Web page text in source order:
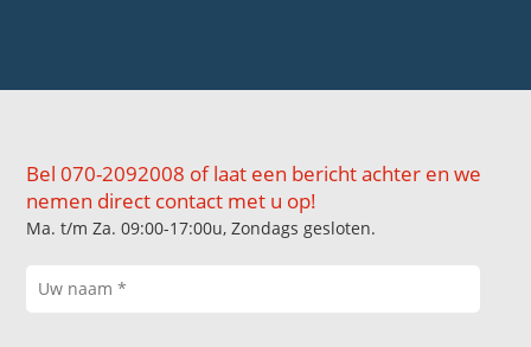
Bel 070-2092008 of laat een bericht achter en we
nemen direct contact met u op!
Ma. t/m Za. 09:00-17:00u, Zondags gesloten.